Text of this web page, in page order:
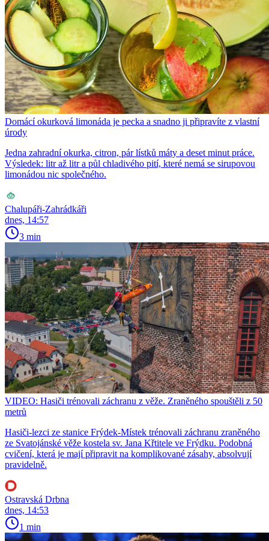
Domácí okurková limonáda je pecka a snadno ji připravíte z vlastní
úrody
Jedna zahradní okurka, citron, pár lístků máty a deset minut práce.
Výsledek: litr až litr a půl chladivého pití, které nemá se sirupovou
limonádou nic společného.
Chalupáři-Zahrádkáři
dnes, 14:57
3 min
VIDEO: Hasiči trénovali záchranu z věže. Zraněného spouštěli z 50
metrů
Hasiči-lezci ze stanice Frýdek-Místek trénovali záchranu zraněného
ze Svatojánské věže kostela sv. Jana Křtitele ve Frýdku. Podobná
cvičení, která je mají připravit na komplikované zásahy, absolvují
pravidelně.
Ostravská Drbna
dnes, 14:53
1 min